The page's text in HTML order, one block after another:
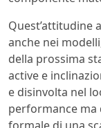
Quest’attitudine
anche nei
della prossima
active e
e disinvolta nel
performance ma